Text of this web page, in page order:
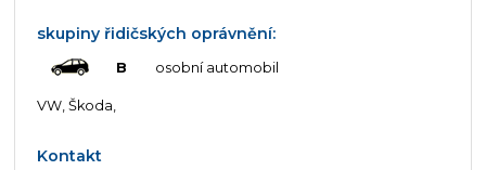
skupiny řidičských oprávnění:
B osobní automobil
VW, Škoda,
Kontakt